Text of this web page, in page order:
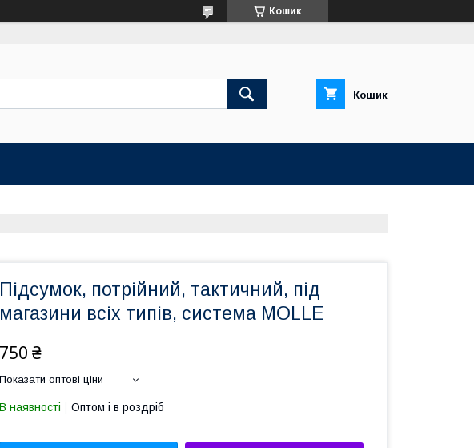
Кошик
Кошик
Підсумок, потрійний, тактичний, під
магазини всіх типів, система MOLLE
750 ₴
Показати оптові ціни
В наявності Оптом і в роздріб